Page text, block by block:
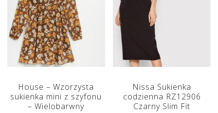
House – Wzorzysta
sukienka mini z szyfonu
– Wielobarwny
Nissa Sukienka
codzienna RZ12906
Czarny Slim Fit